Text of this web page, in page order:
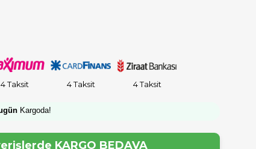
4 Taksit 4 Taksit 4 Taksit
Kargoda!
KARGO BEDAVA